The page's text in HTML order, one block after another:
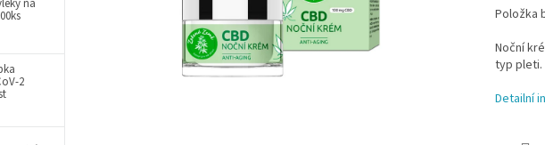
2
Položka
Noční
typ pleti.
Detailní